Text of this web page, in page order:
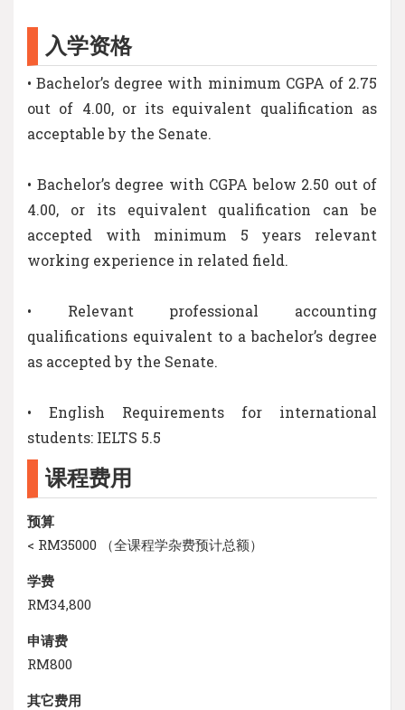
入学资格
• Bachelor’s degree with minimum CGPA of 2.75
out of 4.00, or its equivalent qualification as
acceptable by the Senate.
• Bachelor’s degree with CGPA below 2.50 out of
4.00, or its equivalent qualification can be
accepted with minimum 5 years relevant
working experience in related field.
• Relevant professional accounting
qualifications equivalent to a bachelor’s degree
as accepted by the Senate.
• English Requirements for international
students: IELTS 5.5
课程费用
预算
< RM35000 （全课程学杂费预计总额）
学费
RM34,800
申请费
RM800
其它费用